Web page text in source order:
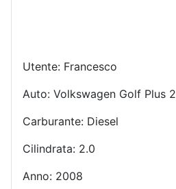
Utente: Francesco
Auto: Volkswagen Golf Plus
Carburante: Diesel
Cilindrata: 2.0
Anno: 2008